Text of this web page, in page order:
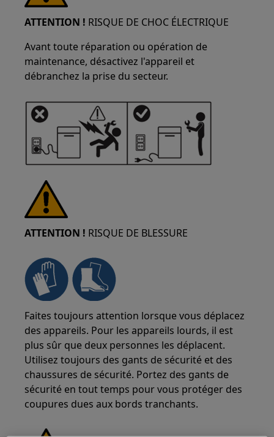
ATTENTION ! RISQUE DE CHOC ÉLECTRIQUE
Avant toute réparation ou opération de
maintenance, désactivez l'appareil et
débranchez la prise du secteur.
ATTENTION ! RISQUE DE BLESSURE
Faites toujours attention lorsque vous déplacez
des appareils. Pour les appareils lourds, il est
plus sûr que deux personnes les déplacent.
Utilisez toujours des gants de sécurité et des
chaussures de sécurité. Portez des gants de
sécurité en tout temps pour vous protéger des
coupures dues aux bords tranchants.